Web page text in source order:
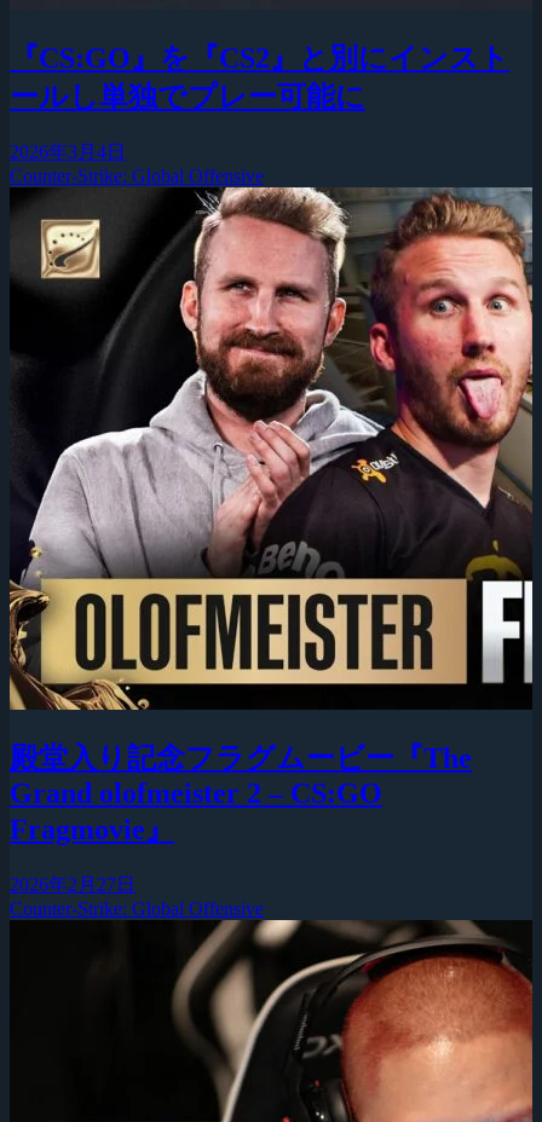
『CS:GO』を『CS2』と別にインスト
ールし単独でプレー可能に
2026年3月4日
Counter-Strike: Global Offensive
殿堂入り記念フラグムービー『The
Grand olofmeister 2 – CS:GO
Fragmovie』
2026年2月27日
Counter-Strike: Global Offensive